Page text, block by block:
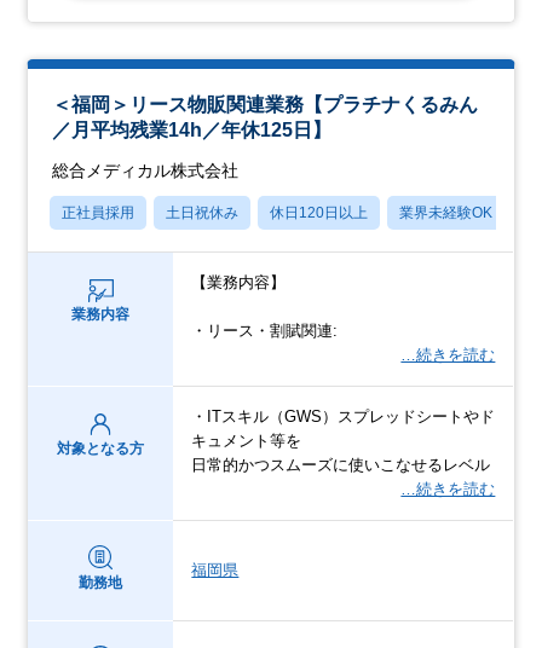
＜福岡＞リース物販関連業務【プラチナくるみん
／月平均残業14h／年休125日】
総合メディカル株式会社
正社員採用 土日祝休み 休日120日以上 業界未経験OK
業務内容
【業務内容】
・リース・割賦関連:
…続きを読む
対象となる方
・ITスキル（GWS）スプレッドシートやド
キュメント等を
日常的かつスムーズに使いこなせるレベル
…続きを読む
勤務地
福岡県